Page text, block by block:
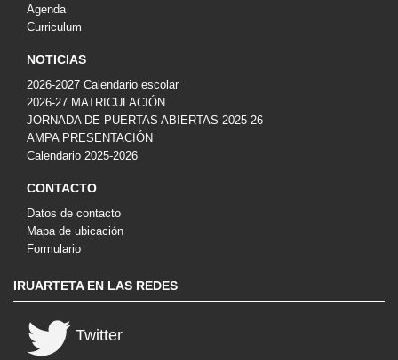
Agenda
Curriculum
NOTICIAS
2026-2027 Calendario escolar
2026-27 MATRICULACIÓN
JORNADA DE PUERTAS ABIERTAS 2025-26
AMPA PRESENTACIÓN
Calendario 2025-2026
CONTACTO
Datos de contacto
Mapa de ubicación
Formulario
IRUARTETA EN LAS REDES
Twitter